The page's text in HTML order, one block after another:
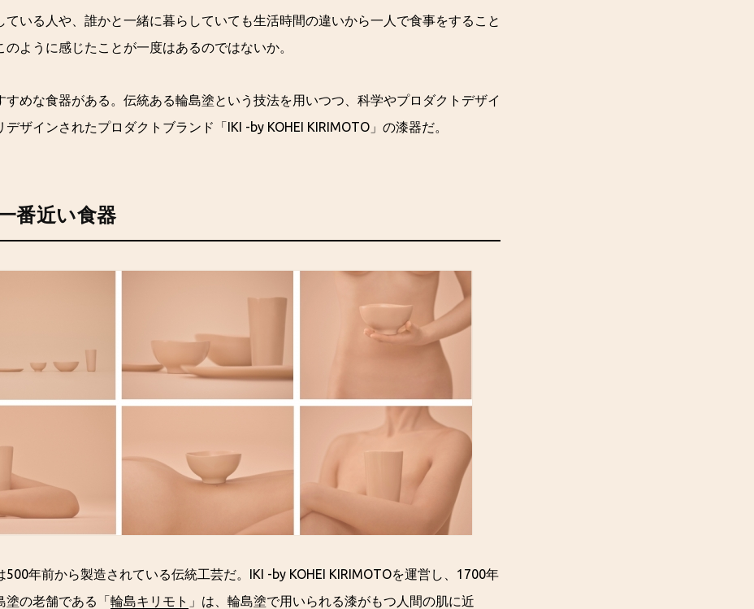
ている人や、誰かと一緒に暮らしていても生活時間の違いから一人で食事をすること
のように感じたことが一度はあるのではないか。
すめな食器がある。伝統ある輪島塗という技法を用いつつ、科学やプロダクトデザイ
デザインされたプロダクトブランド「IKI -by KOHEI KIRIMOTO」の漆器だ。
番近い食器
500年前から製造されている伝統工芸だ。IKI -by KOHEI KIRIMOTOを運営し、1700年
塗の老舗である「輪島キリモト 」は、輪島塗で用いられる漆がもつ人間の肌に近